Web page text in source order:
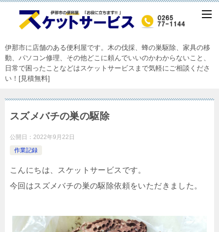
伊那市に店舗のある便利屋です。木の伐採、蜂の巣駆除、家具の移
動、パソコン修理、その他どこに頼んでいいのかわからないこと、
日常で困ったことなどはスケットサービスまで気軽にご相談くださ
い！[見積無料]
スズメバチの巣の駆除
公開日： 2022年9月22日
作業記録
こんにちは、スケットサービスです。
今回はスズメバチの巣の駆除依頼をいただきました。